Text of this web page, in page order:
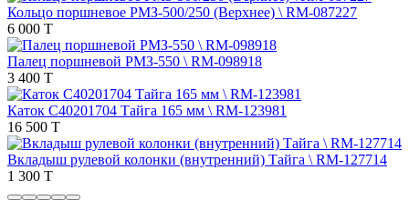
Кольцо поршневое РМЗ-500/250 (Верхнее) \ RM-087227
6 000 T
Палец поршневой РМЗ-550 \ RM-098918
3 400 T
Каток C40201704 Тайга 165 мм \ RM-123981
16 500 T
Вкладыш рулевой колонки (внутренний) Тайга \ RM-127714
1 300 T